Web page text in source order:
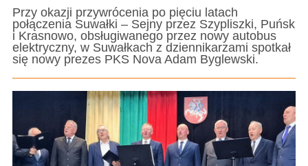
Przy okazji przywrócenia po pięciu latach
połączenia Suwałki – Sejny przez Szypliszki, Puńsk
i Krasnowo, obsługiwanego przez nowy autobus
elektryczny, w Suwałkach z dziennikarzami spotkał
się nowy prezes PKS Nova Adam Byglewski.